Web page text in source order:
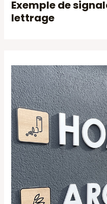
Exemple de
lettrage